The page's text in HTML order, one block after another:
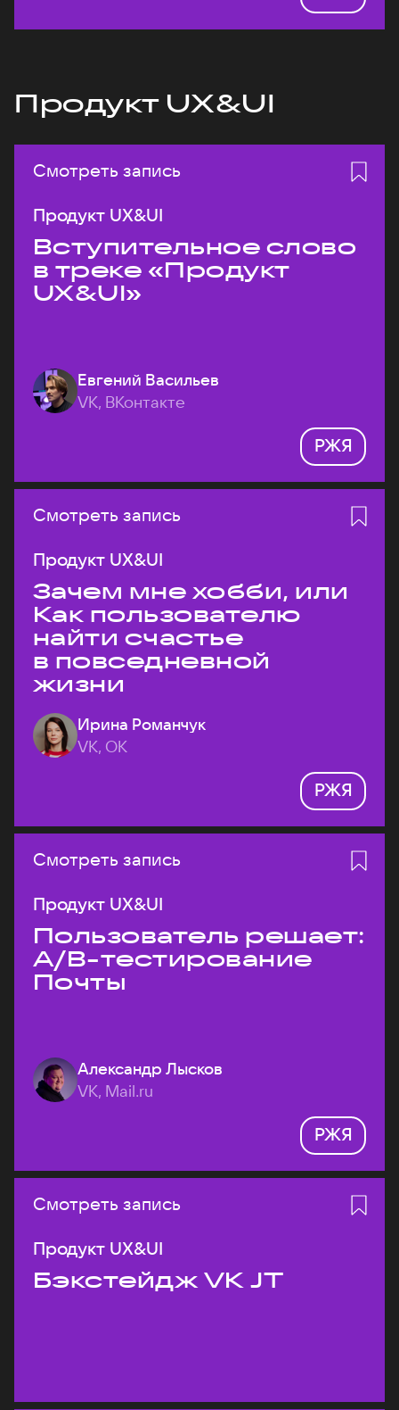
Продукт UX&UI
Смотреть запись
Продукт UX&UI
Вступительное слово
в треке «Продукт
UX&UI»
Евгений Васильев
VK, ВКонтакте
РЖЯ
Смотреть запись
Продукт UX&UI
Зачем мне хобби, или
Как пользователю
найти счастье
в повседневной
жизни
Ирина Романчук
VK, ОК
РЖЯ
Смотреть запись
Продукт UX&UI
Пользователь решает:
A/B-тестирование
Почты
Александр Лысков
VK, Mail.ru
РЖЯ
Смотреть запись
Продукт UX&UI
Бэкстейдж VK JT